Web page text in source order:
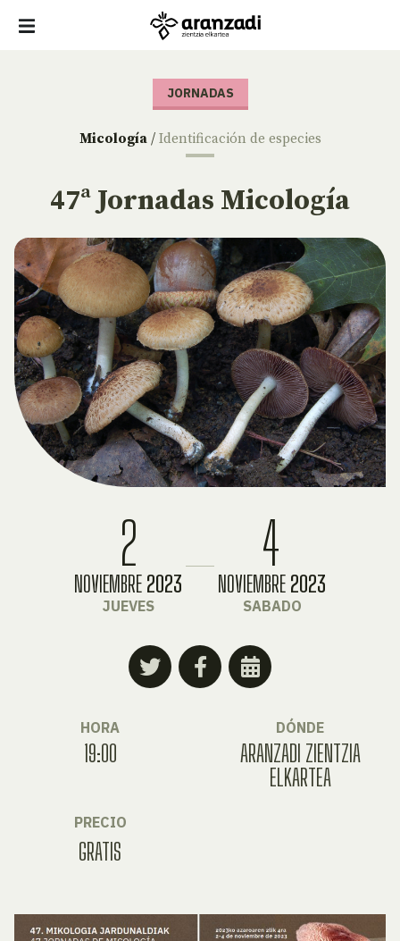
JORNADAS
Micología/ Identificación de especies
47ª Jornadas Micología
2
NOVIEMBRE 2023
JUEVES
4
NOVIEMBRE 2023
SABADO
HORA
19:00
DÓNDE
ARANZADI ZIENTZIA
ELKARTEA
PRECIO
GRATIS